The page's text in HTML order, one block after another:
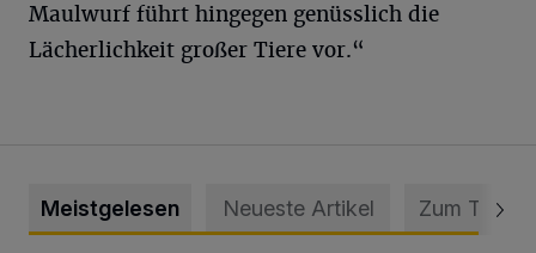
Maulwurf führt hingegen genüsslich die
Lächerlichkeit großer Tiere vor.“
Meistgelesen Neueste Artikel Zum Thema